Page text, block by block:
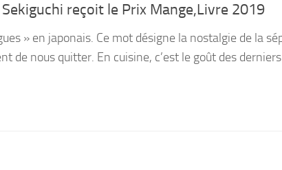
reçoit le Prix Mange,Livre 2019
» en japonais. Ce mot désigne la nostalgie de la
de nous quitter. En cuisine, c’est le goût des